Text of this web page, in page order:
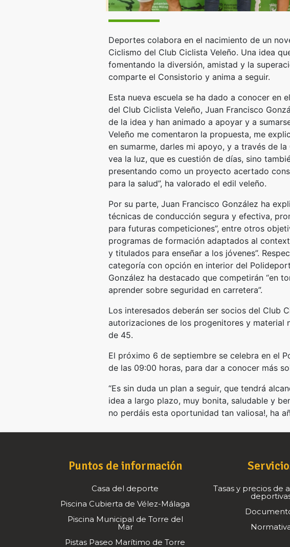
Deportes colabora en el nacimiento de un
Ciclismo del Club Ciclista Veleño. Una idea
fomentando la diversión, amistad y la
comparte el Consistorio y anima a seguir.
Esta nueva escuela se ha dado a conocer en
del Club Ciclista Veleño, Juan Francisco
de la idea y han animado a apoyar y a
Veleño me comentaron la propuesta, me
en sumarme, darles mi apoyo, y a través de
vea la luz, que es cuestión de días, sino
presentando como un proyecto acertado
para la salud”, ha valorado el edil veleño.
Por su parte, Juan Francisco González ha
técnicas de conducción segura y efectiva,
para futuras competiciones”, entre otros
programas de formación adaptados al
y titulados para enseñar a los jóvenes”.
categoría con opción en interior del
González ha destacado que competirán “en
aprender sobre seguridad en carretera”.
Los interesados deberán ser socios del Club
autorizaciones de los progenitores y material
de 45.
El próximo 6 de septiembre se celebra en el
de las 09:00 horas, para dar a conocer más
“Es sin duda un plan a seguir, que tendrá
idea a largo plazo, muy bonita, saludable y
no perdáis esta oportunidad tan valiosa!, ha
Puntos de información
Casa del deporte
Piscina Cubierta de Vélez-Málaga
Piscina Municipal de Torre del
Mar
Pistas Paseo Marítimo de Torre
Tasas y precios de